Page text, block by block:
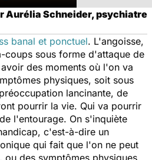
Aurélia Schneider, psychiatre
banal et ponctuel. L'angoisse,
coups sous forme d'attaque de
des moments où l'on va
physiques, soit sous
lancinante, de
pourrir la vie. Qui va pourrir
l'entourage. On s'inquiète
c'est-à-dire un
qui fait que l'on ne peut
ou des symptômes physiques